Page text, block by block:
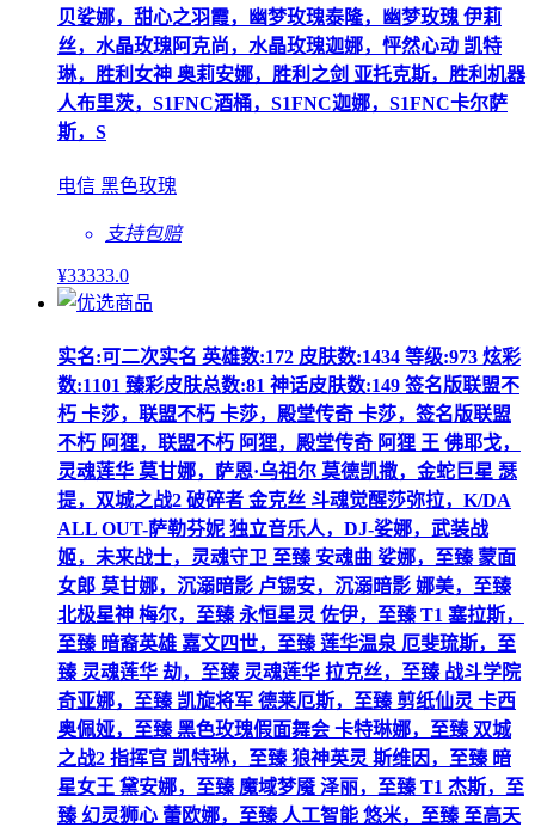
贝娑娜，甜心之羽霞，幽梦玫瑰泰隆，幽梦玫瑰 伊莉
丝，水晶玫瑰阿克尚，水晶玫瑰迦娜，怦然心动 凯特
琳，胜利女神 奥莉安娜，胜利之剑 亚托克斯，胜利机器
人布里茨，S1FNC酒桶，S1FNC迦娜，S1FNC卡尔萨
斯，S
电信 黑色玫瑰
支持包赔
¥33333.0
实名:可二次实名 英雄数:172 皮肤数:1434 等级:973 炫彩
数:1101 臻彩皮肤总数:81 神话皮肤数:149 签名版联盟不
朽 卡莎，联盟不朽 卡莎，殿堂传奇 卡莎，签名版联盟
不朽 阿狸，联盟不朽 阿狸，殿堂传奇 阿狸 王 佛耶戈，
灵魂莲华 莫甘娜，萨恩·乌祖尔 莫德凯撒，金蛇巨星 瑟
提，双城之战2 破碎者 金克丝 斗魂觉醒莎弥拉，K/DA
ALL OUT-萨勒芬妮 独立音乐人，DJ-娑娜，武装战
姬，未来战士，灵魂守卫 至臻 安魂曲 娑娜，至臻 蒙面
女郎 莫甘娜，沉溺暗影 卢锡安，沉溺暗影 娜美，至臻
北极星神 梅尔，至臻 永恒星灵 佐伊，至臻 T1 塞拉斯，
至臻 暗裔英雄 嘉文四世，至臻 莲华温泉 厄斐琉斯，至
臻 灵魂莲华 劫，至臻 灵魂莲华 拉克丝，至臻 战斗学院
奇亚娜，至臻 凯旋将军 德莱厄斯，至臻 剪纸仙灵 卡西
奥佩娅，至臻 黑色玫瑰假面舞会 卡特琳娜，至臻 双城
之战2 指挥官 凯特琳，至臻 狼神英灵 斯维因，至臻 暗
星女王 黛安娜，至臻 魔域梦魇 泽丽，至臻 T1 杰斯，至
臻 幻灵狮心 蕾欧娜，至臻 人工智能 悠米，至臻 至高天